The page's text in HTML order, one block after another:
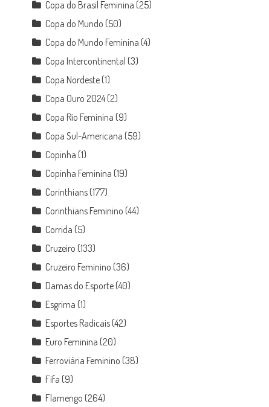
Copa do Brasil Feminina (25)
Copa do Mundo (50)
Copa do Mundo Feminina (4)
Copa Intercontinental (3)
Copa Nordeste (1)
Copa Ouro 2024(2)
Copa Rio Feminina (9)
Copa Sul-Americana (59)
Copinha (1)
Copinha Feminina (19)
Corinthians (177)
Corinthians Feminino (44)
Corrida (5)
Cruzeiro (133)
Cruzeiro Feminino (36)
Damas do Esporte (40)
Esgrima (1)
Esportes Radicais (42)
Euro Feminina (20)
Ferroviária Feminino (38)
Fifa (9)
Flamengo (264)